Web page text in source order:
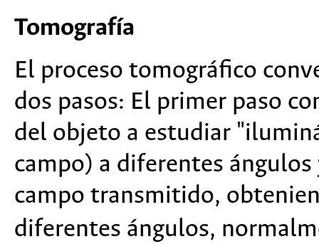
Tomografía
El proceso tomográfico
dos pasos: El primer paso
del objeto a estudiar
campo) a diferentes
campo transmitido,
diferentes ángulos,